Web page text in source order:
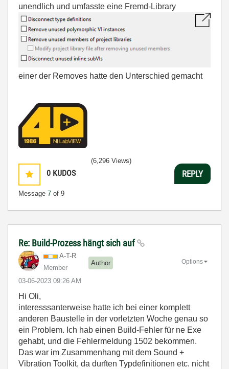
unendlich und umfasste eine Fremd-Library
einer der Removes hatte den Unterschied gemacht
0 KUDOS
Message 7 of 9
(6,296 Views)
REPLY
Re: Build-Prozess hängt sich auf
A-T-R
Member
Author
‎03-06-2023 09:26 AM
Options
Hi Oli,
interesssanterweise hatte ich bei einer komplett
anderen Baustelle in der vorletzten Woche genau so
ein Problem. Ich hab einen Build-Fehler für ne Exe
gehabt, und die Fehlermeldung 1502 bekommen.
Das war im Zusammenhang mit dem Sound +
Vibration Toolkit, da durften Typdefinitionen etc. nicht